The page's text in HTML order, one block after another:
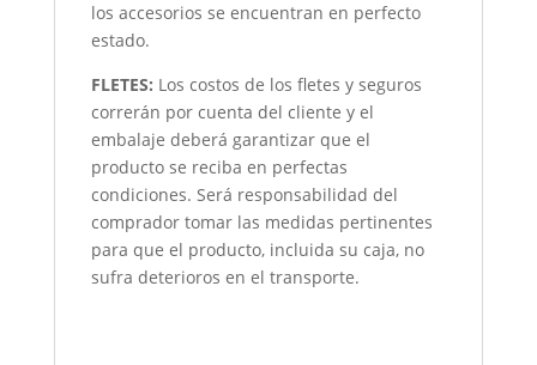
los accesorios se encuentran en perfecto
estado.
FLETES: Los costos de los fletes y seguros
correrán por cuenta del cliente y el
embalaje deberá garantizar que el
producto se reciba en perfectas
condiciones. Será responsabilidad del
comprador tomar las medidas pertinentes
para que el producto, incluida su caja, no
sufra deterioros en el transporte.